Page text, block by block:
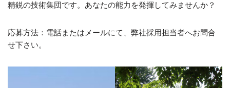
精鋭の技術集団です。あなたの能力を発揮してみませんか？
応募方法：電話またはメールにて、弊社採用担当者へお問合
せ下さい。